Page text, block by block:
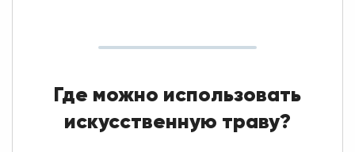
Где можно использовать
искусственную траву?